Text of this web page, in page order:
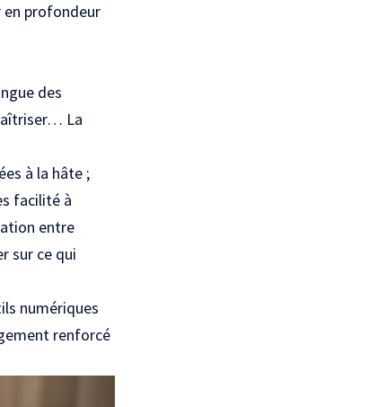
en profondeur
des
La
à la hâte ;
facilité à
entre
sur ce qui
numériques
renforcé